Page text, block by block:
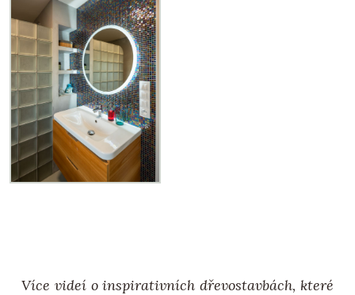
Více videí o inspirativních dřevostavbách, které